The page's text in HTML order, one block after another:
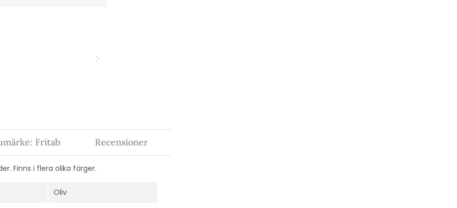
Finns i flera olika färger.
Oliv
Fritab Recensioner